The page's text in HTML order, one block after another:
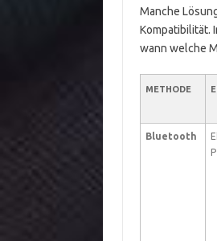
Manche
Kompatibilität.
wann welche
METHODE
Bluetooth